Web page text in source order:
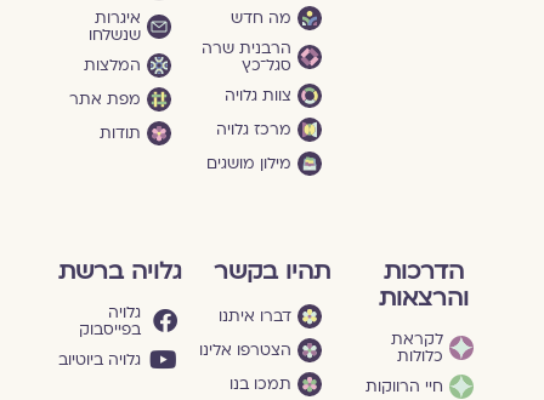
מה חדש
הרבנית שרה
סגל־כץ
צוות גלויה
מרכז גלויה
מילון מושגים
איגרות
שנשלחו
המלצות
מפת אתר
תודות
הדרכות
והרצאות
לקראת
כלולות
חיי הרווקות
תהיו בקשר
דברו איתנו
הצטרפו אלינו
תמכו בנו
גלויה ברשת
גלויה
בפייסבוק
גלויה ביוטיוב